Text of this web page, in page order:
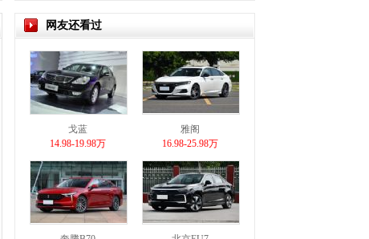
网友还看过
戈蓝
14.98-19.98万
雅阁
16.98-25.98万